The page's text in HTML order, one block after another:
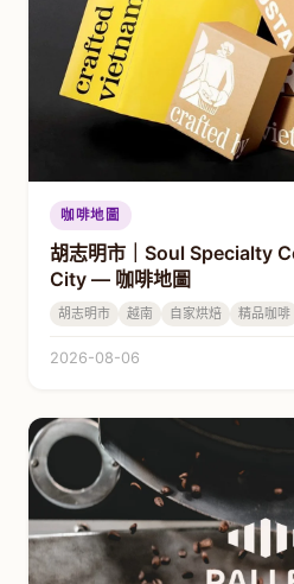
咖啡地圖
胡志明市｜Soul Specialty
City — 咖啡地圖
胡志明市 越南 自家烘焙 精品咖啡
2026-08-06